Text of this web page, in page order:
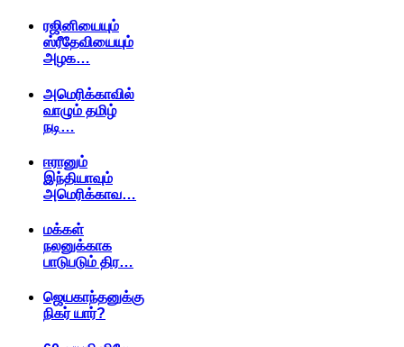
ரஜினியையும்
ஸ்ரீதேவியையும்
அழக…
அமெரிக்காவில்
வாழும் தமிழ்
நடி…
ஈரானும்
இந்தியாவும்
அமெரிக்காவ…
மக்கள்
நலனுக்காக
பாடுபடும் திர…
ஜெயகாந்தனுக்கு
நிகர் யார்?